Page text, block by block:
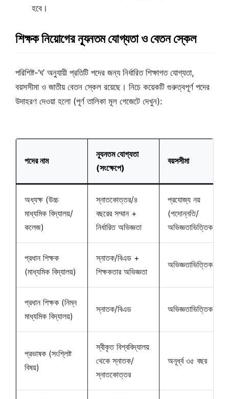
হবে।
শিক্ষক নিয়োগের ন্যূনতম যোগ্যতা ও বেতন স্কেল
পরিশিষ্ট-‘ঘ’ অনুযায়ী প্রতিটি পদের জন্য নির্ধারিত শিক্ষাগত যোগ্যতা,
বয়সসীমা ও জাতীয় বেতন স্কেল রয়েছে। নিচে কয়েকটি গুরুত্বপূর্ণ পদের
উদাহরণ দেওয়া হলো (পূর্ণ তালিকা মূল গেজেটে দেখুন):
পদের নাম
ন্যূনতম যোগ্যতা
(সংক্ষেপে)
বয়সসীমা
অধ্যক্ষ (উচ্চ
মাধ্যমিক বিদ্যালয়/
কলেজ)
স্নাতকোত্তর/৪
বছরের সম্মান +
নির্ধারিত অভিজ্ঞতা
প্রযোজ্য নয়
(পদোন্নতি/
অভিজ্ঞতাভিত্তিক)
প্রধান শিক্ষক
(মাধ্যমিক বিদ্যালয়)
স্নাতক/বিএড +
শিক্ষকতার অভিজ্ঞতা
অভিজ্ঞতাভিত্তিক
প্রধান শিক্ষক (নিম্ন
মাধ্যমিক বিদ্যালয়)
স্নাতক/বিএড অভিজ্ঞতাভিত্তিক
প্রভাষক (সংশ্লিষ্ট
বিষয়)
স্বীকৃত বিশ্ববিদ্যালয়
থেকে স্নাতক/
স্নাতকোত্তর
অনূর্ধ্ব ৩৫ বছর